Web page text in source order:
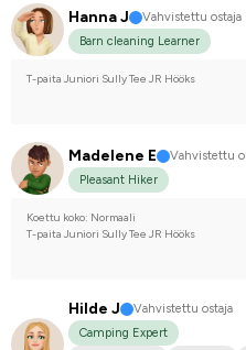
Hanna J
Vahvistettu ostaja
Barn cleaning Learner
T-paita Juniori Sully Tee JR Hööks
Madelene E
Vahvistettu
Pleasant Hiker
Koettu koko: Normaali
T-paita Juniori Sully Tee JR Hööks
Hilde J
Vahvistettu ostaja
Camping Expert